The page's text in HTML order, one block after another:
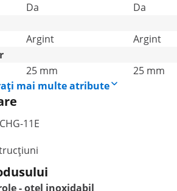
Da
Da
Argint
Argint
25 mm
25 mm
mai multe atribute
11E
- oțel inoxidabil